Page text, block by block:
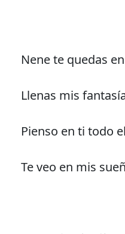
Nene te quedas
Llenas mis
Pienso en ti todo
Te veo en mis